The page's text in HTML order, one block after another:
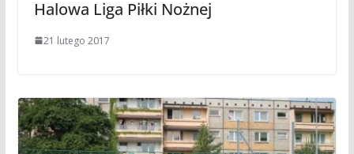
Halowa Liga Piłki Nożnej
21 lutego 2017